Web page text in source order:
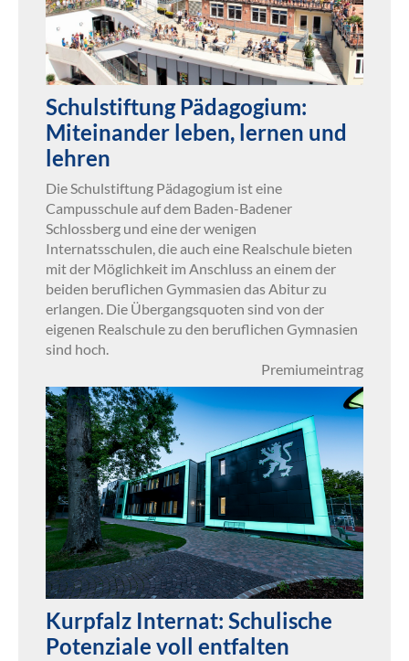
Schulstiftung Pädagogium:
Miteinander leben, lernen und
lehren
Die Schulstiftung Pädagogium ist eine
Campusschule auf dem Baden-Badener
Schlossberg und eine der wenigen
Internatsschulen, die auch eine Realschule bieten
mit der Möglichkeit im Anschluss an einem der
beiden beruflichen Gymmasien das Abitur zu
erlangen. Die Übergangsquoten sind von der
eigenen Realschule zu den beruflichen Gymnasien
sind hoch.
Premiumeintrag
Kurpfalz Internat: Schulische
Potenziale voll entfalten